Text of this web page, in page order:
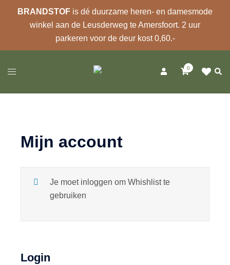
BRANDSTOF is dé duurzame heren- en damesmode
winkel aan de Leusderweg te Amersfoort. 2 uur
parkeren voor de deur kost 0,60.-
naar
inhoud
Toggle
0
Mijn account
Je moet inloggen om Whishlist te
gebruiken
Login